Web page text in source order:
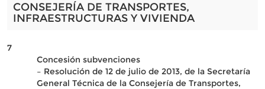
CONSEJERÍA DE TRANSPORTES,
INFRAESTRUCTURAS Y VIVIENDA
7
Concesión subvenciones
– Resolución de 12 de julio de 2013, de la Secretaría
General Técnica de la Consejería de Transportes,